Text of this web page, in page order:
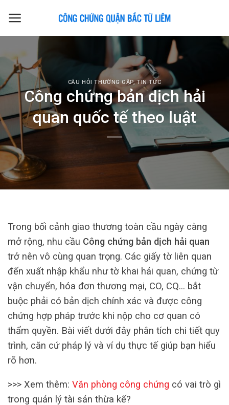
CÂU HỎI THƯỜNG GẶP,TIN TỨC
Công chứng bản dịch hải
quan quốc tế theo luật
Trong bối cảnh giao thương toàn cầu ngày càng
mở rộng, nhu cầu Công chứng bản dịch hải quan
trở nên vô cùng quan trọng. Các giấy tờ liên quan
đến xuất nhập khẩu như tờ khai hải quan, chứng từ
vận chuyển, hóa đơn thương mại, CO, CQ… bắt
buộc phải có bản dịch chính xác và được công
chứng hợp pháp trước khi nộp cho cơ quan có
thẩm quyền. Bài viết dưới đây phân tích chi tiết quy
trình, căn cứ pháp lý và ví dụ thực tế giúp bạn hiểu
rõ hơn.
>>> Xem thêm: Văn phòng công chứng có vai trò gì
trong quản lý tài sản thừa kế?